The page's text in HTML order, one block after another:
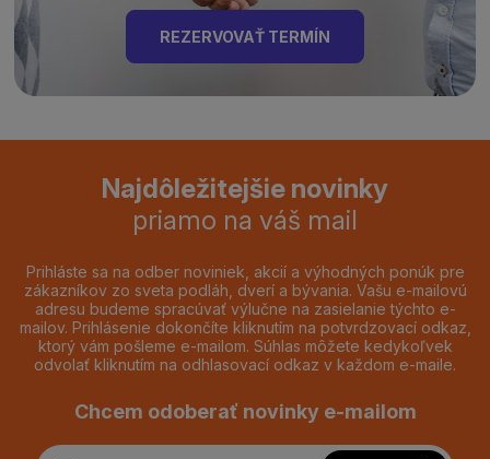
REZERVOVAŤ TERMÍN
Najdôležitejšie novinky
priamo na váš mail
Prihláste sa na odber noviniek, akcií a výhodných ponúk pre
zákazníkov zo sveta podláh, dverí a bývania. Vašu e-mailovú
adresu budeme spracúvať výlučne na zasielanie týchto e-
mailov. Prihlásenie dokončíte kliknutím na potvrdzovací odkaz,
ktorý vám pošleme e-mailom. Súhlas môžete kedykoľvek
odvolať kliknutím na odhlasovací odkaz v každom e-maile.
Chcem odoberať novinky e-mailom